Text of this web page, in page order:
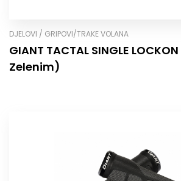
DJELOVI / GRIPOVI/TRAKE VOLANA
GIANT TACTAL SINGLE
Zelenim)